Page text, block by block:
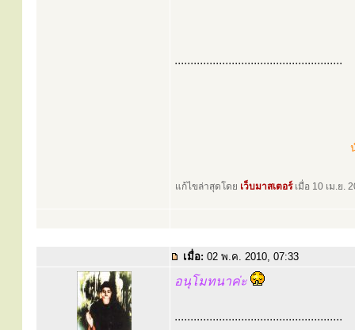
.....................................................
แก้ไขล่าสุดโดย เว็บมาสเตอร์เมื่อ 10 เม.ย.
เมื่อ: 02 พ.ค. 2010, 07:33
อนุโมทนาค่ะ
.....................................................